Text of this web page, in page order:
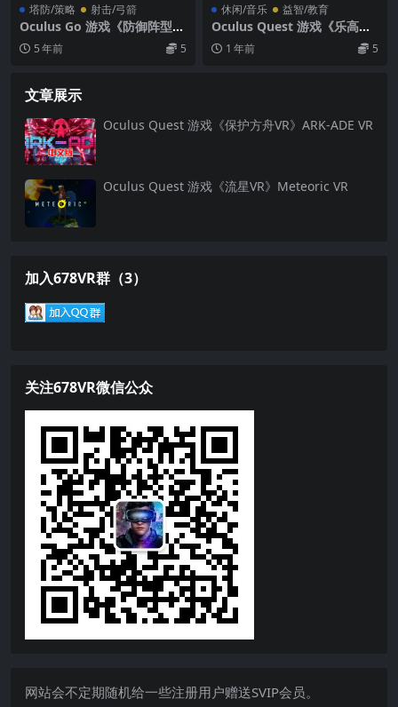
塔防/策略 射击/弓箭
Oculus Go 游戏《防御阵型2
VR》中文版 Defense Grid 2
VR游戏下载
5 年前 5
休闲/音乐 益智/教育
Oculus Quest 游戏《乐高®
砖块故事》LEGO® Bricktale
s 1 年前 5
文章展示
Oculus Quest 游戏《保护方舟VR》ARK-ADE VR
Oculus Quest 游戏《流星VR》Meteoric VR
加入678VR群（3）
关注678VR微信公众
网站会不定期随机给一些注册用户赠送SVIP会员。